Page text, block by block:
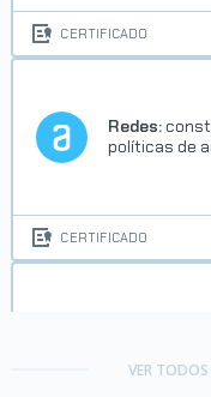
CERTIFICADO
Redes:
políticas de
CERTIFICADO
VER